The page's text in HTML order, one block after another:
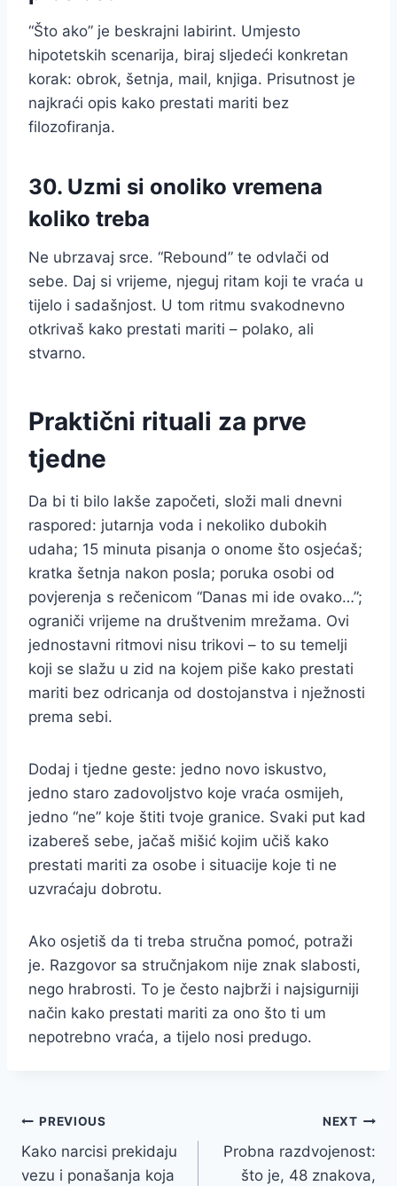
“Što ako” je beskrajni labirint. Umjesto
hipotetskih scenarija, biraj sljedeći konkretan
korak: obrok, šetnja, mail, knjiga. Prisutnost je
najkraći opis kako prestati mariti bez
filozofiranja.
30. Uzmi si onoliko vremena
koliko treba
Ne ubrzavaj srce. “Rebound” te odvlači od
sebe. Daj si vrijeme, njeguj ritam koji te vraća u
tijelo i sadašnjost. U tom ritmu svakodnevno
otkrivaš kako prestati mariti – polako, ali
stvarno.
Praktični rituali za prve
tjedne
Da bi ti bilo lakše započeti, složi mali dnevni
raspored: jutarnja voda i nekoliko dubokih
udaha; 15 minuta pisanja o onome što osjećaš;
kratka šetnja nakon posla; poruka osobi od
povjerenja s rečenicom “Danas mi ide ovako…”;
ograniči vrijeme na društvenim mrežama. Ovi
jednostavni ritmovi nisu trikovi – to su temelji
koji se slažu u zid na kojem piše kako prestati
mariti bez odricanja od dostojanstva i nježnosti
prema sebi.
Dodaj i tjedne geste: jedno novo iskustvo,
jedno staro zadovoljstvo koje vraća osmijeh,
jedno “ne” koje štiti tvoje granice. Svaki put kad
izabereš sebe, jačaš mišić kojim učiš kako
prestati mariti za osobe i situacije koje ti ne
uzvraćaju dobrotu.
Ako osjetiš da ti treba stručna pomoć, potraži
je. Razgovor sa stručnjakom nije znak slabosti,
nego hrabrosti. To je često najbrži i najsigurniji
način kako prestati mariti za ono što ti um
nepotrebno vraća, a tijelo nosi predugo.
Post
navigation
PREVIOUS
Kako narcisi prekidaju
vezu i ponašanja koja
NEXT
Probna razdvojenost:
što je, 48 znakova,